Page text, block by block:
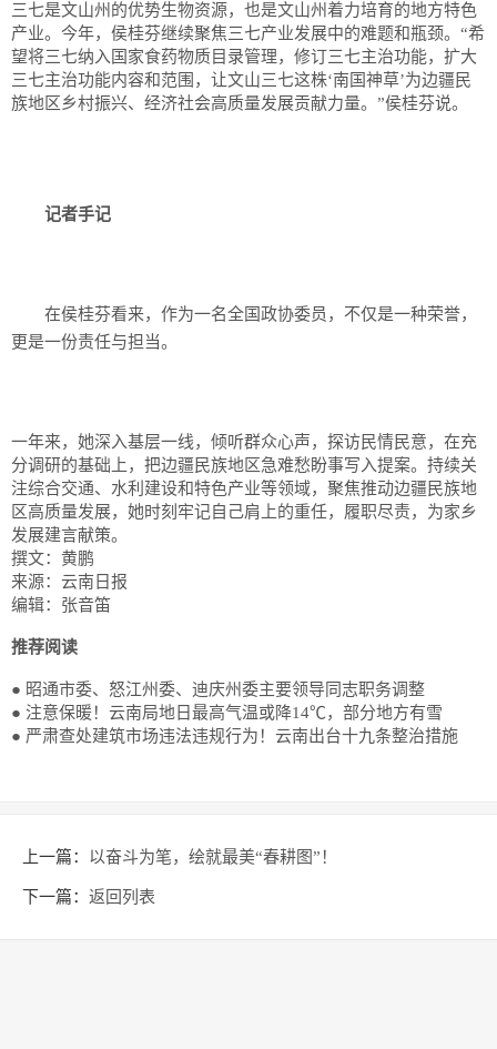
三七是文山州的优势生物资源，也是文山州着力培育的地方特色
产业。今年，侯桂芬继续聚焦三七产业发展中的难题和瓶颈。“希
望将三七纳入国家食药物质目录管理，修订三七主治功能，扩大
三七主治功能内容和范围，让文山三七这株‘南国神草’为边疆民
族地区乡村振兴、经济社会高质量发展贡献力量。”侯桂芬说。
记者手记
在侯桂芬看来，作为一名全国政协委员，不仅是一种荣誉，
更是一份责任与担当。
一年来，她深入基层一线，倾听群众心声，探访民情民意，在充
分调研的基础上，把边疆民族地区急难愁盼事写入提案。持续关
注综合交通、水利建设和特色产业等领域，聚焦推动边疆民族地
区高质量发展，她时刻牢记自己肩上的重任，履职尽责，为家乡
发展建言献策。
撰文：黄鹏
来源：云南日报
编辑：张音笛
推荐阅读
● 昭通市委、怒江州委、迪庆州委主要领导同志职务调整
● 注意保暖！云南局地日最高气温或降14℃，部分地方有雪
● 严肃查处建筑市场违法违规行为！云南出台十九条整治措施
上一篇： 以奋斗为笔，绘就最美“春耕图”！
下一篇： 返回列表